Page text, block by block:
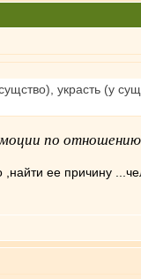
украсть (у
по
ее причину